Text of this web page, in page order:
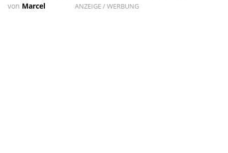
von Marcel ANZEIGE / WERBUNG